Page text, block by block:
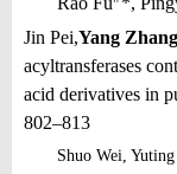
Jin Pei,Yang Zhang
acyltransferases
acid derivatives in
802–813
Shuo Wei,